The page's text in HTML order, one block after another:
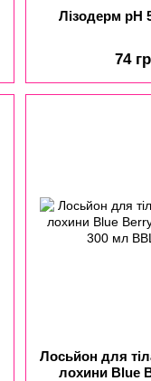
Лізодерм рН
74
Лосьйон для
лохини Blue